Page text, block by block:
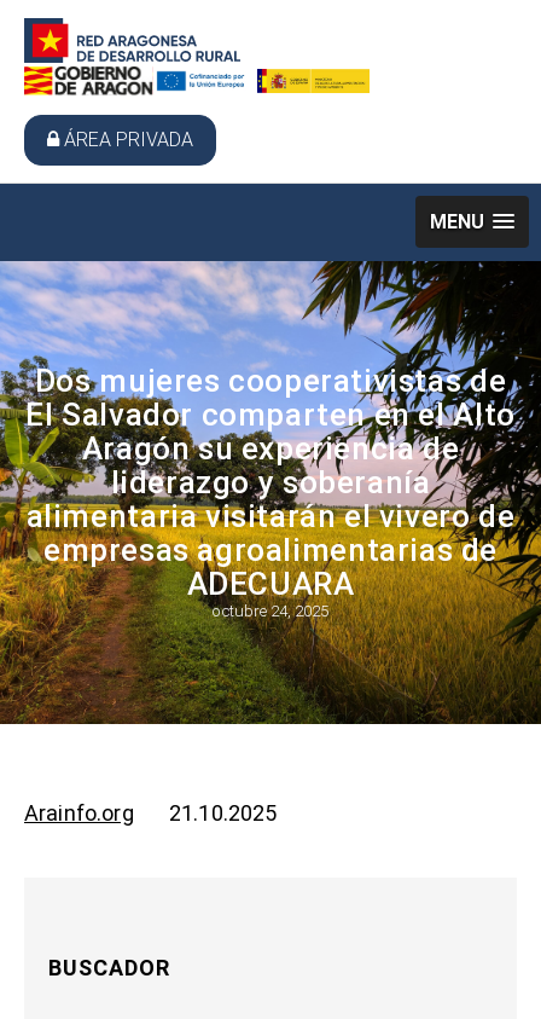
ÁREA PRIVADA
MENU
Dos mujeres cooperativistas de
El Salvador comparten en el Alto
Aragón su experiencia de
liderazgo y soberanía
alimentaria visitarán el vivero de
empresas agroalimentarias de
ADECUARA
octubre 24, 2025
Arainfo.org 21.10.2025
BUSCADOR